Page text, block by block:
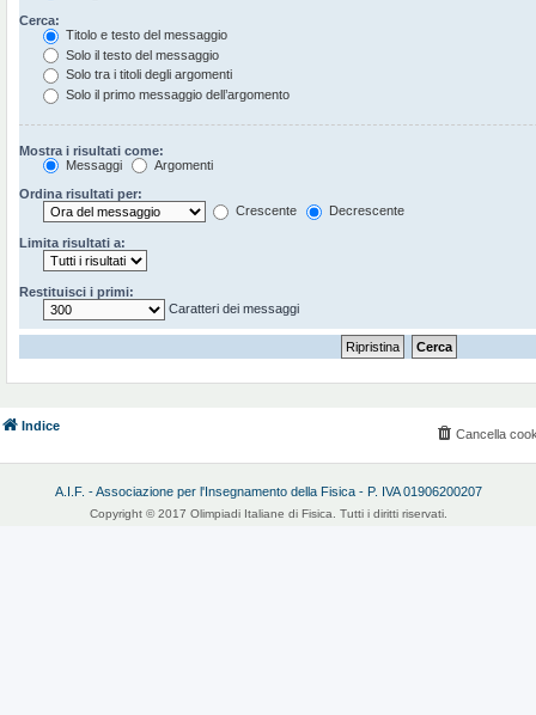
Cerca:
Titolo e testo del messaggio
Solo il testo del messaggio
Solo tra i titoli degli argomenti
Solo il primo messaggio dell’argomento
Mostra i risultati come:
Messaggi
Argomenti
Ordina risultati per:
Crescente
Decrescente
Limita risultati a:
Restituisci i primi:
Caratteri dei messaggi
Indice
Cancella
A.I.F. - Associazione per l'Insegnamento della Fisica - P. IVA 01906200207
Copyright © 2017 Olimpiadi Italiane di Fisica. Tutti i diritti riservati.